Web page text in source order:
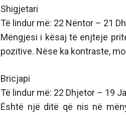
Shigjetari
Të lindur më: 22 Nëntor – 21
Mëngjesi i kësaj të enjteje
pozitive. Nëse ka kontraste,
Bricjapi
Të lindur më: 22 Dhjetor – 19
Është një ditë që nis në